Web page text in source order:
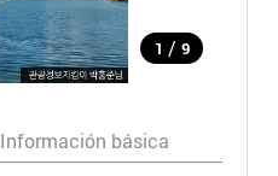
1 / 9
Información básica